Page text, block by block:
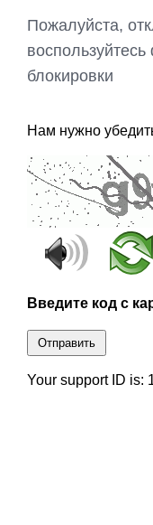
Пожалуйста,
блокировки
Нам нужно
Введите код с
Отправить
Your support ID is: